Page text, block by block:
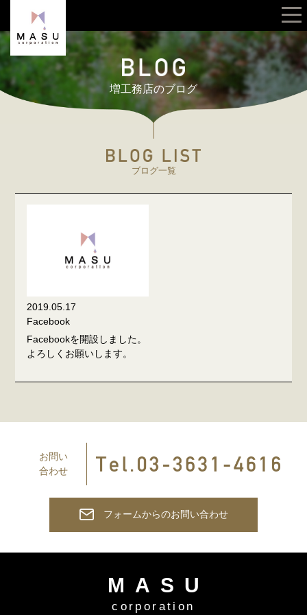
増工務店のブログ
ブログ一覧
2019.05.17
Facebook
Facebookを開設しました。
よろしくお願いします。
お問い
合わせ
フォームからのお問い合わせ
MASU
corporation